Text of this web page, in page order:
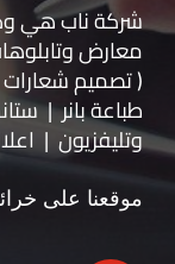
شركة ناب هي
معارضو
( تصميم
طباعة بانر |
وتليفزيون |
موقعنا على